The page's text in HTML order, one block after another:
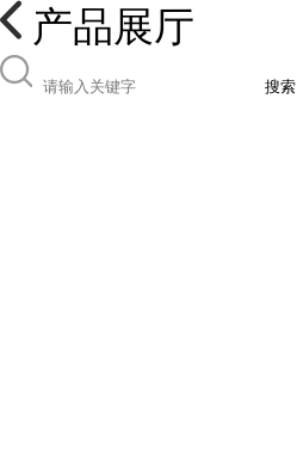
产品展厅
搜索